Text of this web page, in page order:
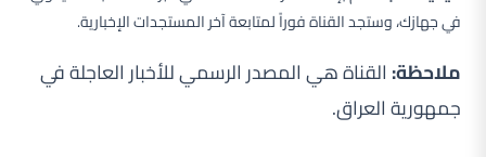
في جهازك، وستجد القناة فوراً لمتابعة آخر المستجدات الإخبارية.
ملاحظة: القناة هي المصدر الرسمي للأخبار العاجلة في
جمهورية العراق.